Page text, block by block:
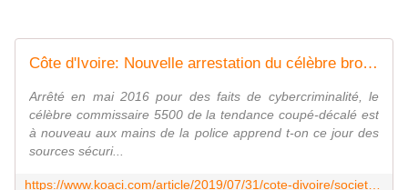
Côte d'Ivoire: Nouvelle arrestation du célèbre brouteur commissaire 5500 - KOACI
Arrêté en mai 2016 pour des faits de cybercriminalité, le
célèbre commissaire 5500 de la tendance coupé-décalé est
à nouveau aux mains de la police apprend t-on ce jour des
sources sécuri...